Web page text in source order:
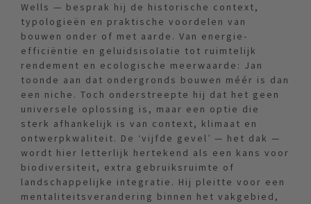
Wells — besprak hij de historische context,
typologieën en praktische voordelen van
bouwen onder of met aarde. Van energie-
efficiëntie en geluidsisolatie tot ruimtelijk
rendement en ecologische meerwaarde: Jan
toonde aan dat ondergronds bouwen méér is dan
een niche. Toch onderstreepte hij dat het geen
universele oplossing is, maar een optie die
sterk afhankelijk is van context, klimaat en
ontwerpkwaliteit. De ‘vijfde gevel’ — het dak —
wordt hier letterlijk hertekend als een kans voor
biodiversiteit, extra gebruiksruimte of
landschappelijke integratie. Hij pleitte voor een
mentaliteitsverandering binnen het vakgebied,